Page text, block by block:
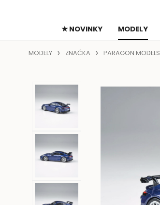
★ NOVINKY MODELY
MODELY ZNAČKA PARAGON MODELS